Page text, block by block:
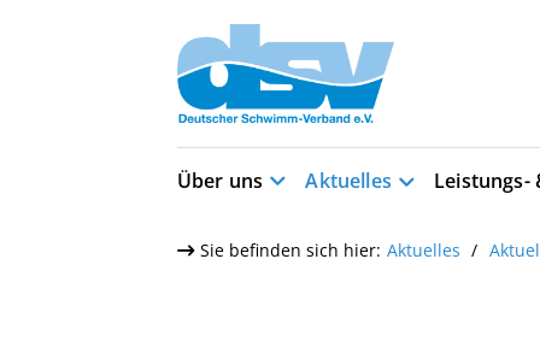
Über uns Aktuelles
Sie befinden sich hier: Aktuelles